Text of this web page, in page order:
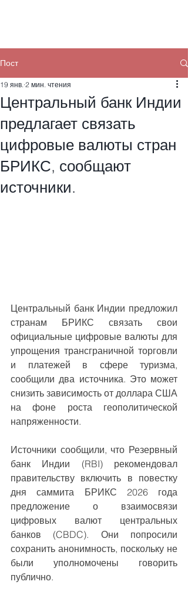
Пост
Центральный банк Индии
предлагает связать
цифровые валюты стран
БРИКС, сообщают
источники.
19 янв. 2 мин. чтения
Центральный банк Индии предложил
странам БРИКС связать свои
официальные цифровые валюты для
упрощения трансграничной торговли
и платежей в сфере туризма,
сообщили два источника. Это может
снизить зависимость от доллара США
на фоне роста геополитической
напряженности.
Источники сообщили, что Резервный
банк Индии (RBI) рекомендовал
правительству включить в повестку
дня саммита БРИКС 2026 года
предложение о взаимосвязи
цифровых валют центральных
банков (CBDC). Они попросили
сохранить анонимность, поскольку не
были уполномочены говорить
публично.